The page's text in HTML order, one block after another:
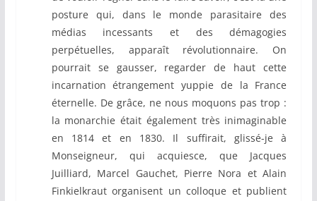
posture qui, dans le monde parasitaire des
médias incessants et des démagogies
perpétuelles, apparaît révolutionnaire. On
pourrait se gausser, regarder de haut cette
incarnation étrangement yuppie de la France
éternelle. De grâce, ne nous moquons pas trop :
la monarchie était également très inimaginable
en 1814 et en 1830. Il suffirait, glissé-je à
Monseigneur, qui acquiesce, que Jacques
Juilliard, Marcel Gauchet, Pierre Nora et Alain
Finkielkraut organisent un colloque et publient